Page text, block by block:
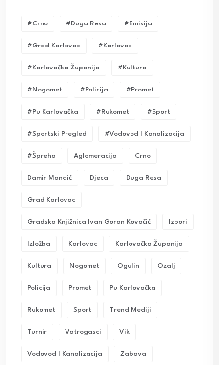
#crno #duga Resa #emisija
#grad Karlovac #karlovac
#karlovačka Županija #kultura
#nogomet #policija #promet
#pu Karlovačka #rukomet #sport
#sportski Pregled #vodovod I Kanalizacija
#Špreha Aglomeracija Crno
Damir Mandić Djeca Duga Resa
Grad Karlovac
Gradska Knjižnica Ivan Goran Kovačić Izbori
Izložba Karlovac Karlovačka Županija
Kultura Nogomet Ogulin Ozalj
Policija Promet Pu Karlovačka
Rukomet Sport Trend Mediji
Turnir Vatrogasci Vik
Vodovod I Kanalizacija Zabava